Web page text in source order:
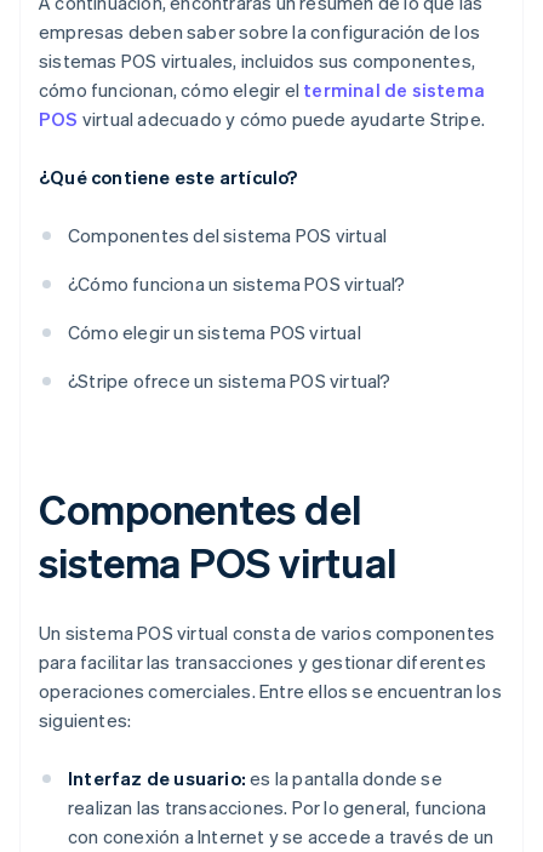
empresas deben saber sobre la configuración de los
sistemas POS virtuales, incluidos sus componentes,
cómo funcionan, cómo elegir el terminal de sistema
POS virtual adecuado y cómo puede ayudarte Stripe.
¿Qué contiene este artículo?
Componentes del sistema POS virtual
¿Cómo funciona un sistema POS virtual?
Cómo elegir un sistema POS virtual
¿Stripe ofrece un sistema POS virtual?
Componentes del
sistema POS virtual
Un sistema POS virtual consta de varios componentes
para facilitar las transacciones y gestionar diferentes
operaciones comerciales. Entre ellos se encuentran los
siguientes:
Interfaz de usuario: es la pantalla donde se
realizan las transacciones. Por lo general, funciona
con conexión a Internet y se accede a través de un